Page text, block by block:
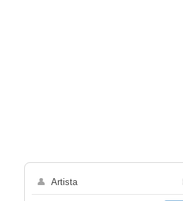
👤 Artista